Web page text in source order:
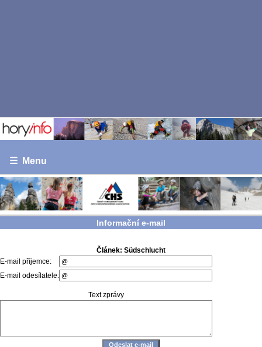
☰ Menu
Informační e-mail
Článek: Südschlucht
E-mail příjemce:
E-mail odesílatele:
Text zprávy